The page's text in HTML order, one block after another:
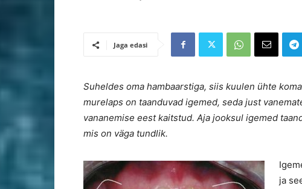
Jaga edasi
Suheldes oma hambaarstiga, siis kuulen ühte
murelaps on taanduvad igemed, seda just
vananemise eest kaitstud. Aja jooksul igemed
mis on väga tundlik.
ja